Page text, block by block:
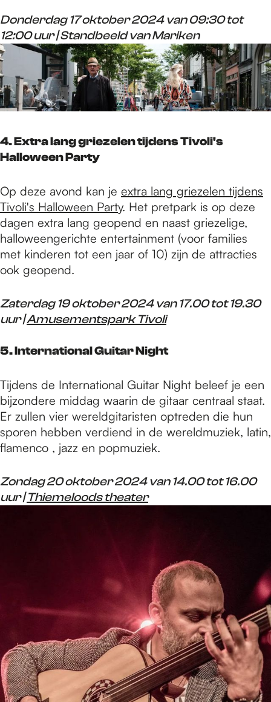
Donderdag 17 oktober 2024 van 09:30 tot
12:00 uur | Standbeeld van Mariken
4. Extra lang griezelen tijdens Tivoli's
Halloween Party
Op deze avond kan je extra lang griezelen tijdens
Tivoli's Halloween Party. Het pretpark is op deze
dagen extra lang geopend en naast griezelige,
halloweengerichte entertainment (voor families
met kinderen tot een jaar of 10) zijn de attracties
ook geopend.
Zaterdag 19 oktober 2024 van 17.00 tot 19.30
uur |Amusementspark Tivoli
5. International Guitar Night
Tijdens de International Guitar Night beleef je een
bijzondere middag waarin de gitaar centraal staat.
Er zullen vier wereldgitaristen optreden die hun
sporen hebben verdiend in de wereldmuziek, latin,
flamenco , jazz en popmuziek.
Zondag 20 oktober 2024 van 14.00 tot 16.00
uur |Thiemeloods theater